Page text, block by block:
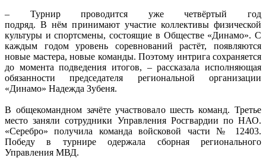
– Турнир проводится уже четвёртый год
подряд. В нём принимают участие коллективы физической
культуры и спортсмены, состоящие в Обществе «Динамо». С
каждым годом уровень соревнований растёт, появляются
новые мастера, новые команды. Поэтому интрига сохраняется
до момента подведения итогов, – рассказала исполняющая
обязанности председателя региональной организации
«Динамо» Надежда Зубеня.
В общекомандном зачёте участвовало шесть команд. Третье
место заняли сотрудники Управления Росгвардии по НАО.
«Серебро» получила команда войсковой части № 12403.
Победу в турнире одержала сборная регионального
Управления МВД.